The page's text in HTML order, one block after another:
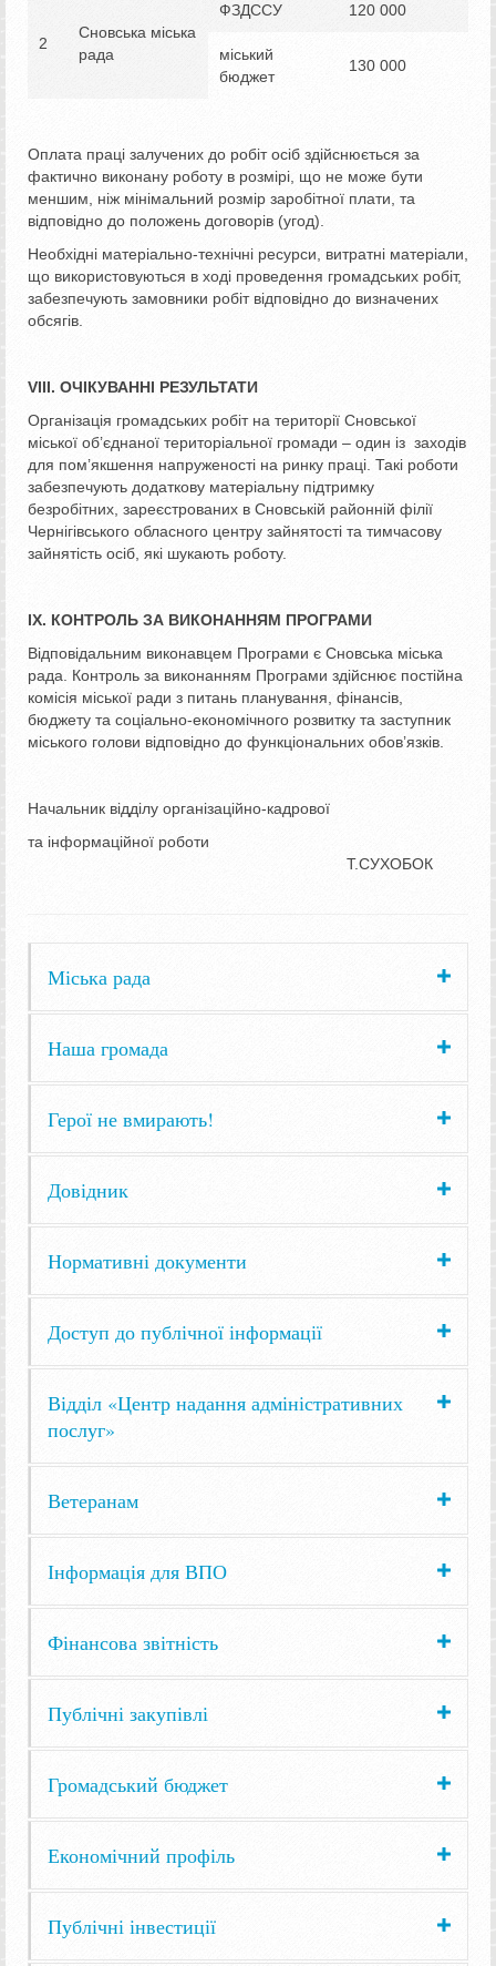
2
Сновська міська
рада
ФЗДССУ 120 000
міський
бюджет
130 000
Оплата праці залучених до робіт осіб здійснюється за
фактично виконану роботу в розмірі, що не може бути
меншим, ніж мінімальний розмір заробітної плати, та
відповідно до положень договорів (угод).
Необхідні матеріально-технічні ресурси, витратні матеріали,
що використовуються в ході проведення громадських робіт,
забезпечують замовники робіт відповідно до визначених
обсягів.
VІІІ. ОЧІКУВАННІ РЕЗУЛЬТАТИ
Організація громадських робіт на території Сновської
міської об’єднаної територіальної громади – один із заходів
для пом’якшення напруженості на ринку праці. Такі роботи
забезпечують додаткову матеріальну підтримку
безробітних, зареєстрованих в Сновській районній філії
Чернігівського обласного центру зайнятості та тимчасову
зайнятість осіб, які шукають роботу.
ІХ. КОНТРОЛЬ ЗА ВИКОНАННЯМ ПРОГРАМИ
Відповідальним виконавцем Програми є Сновська міська
рада. Контроль за виконанням Програми здійснює постійна
комісія міської ради з питань планування, фінансів,
бюджету та соціально-економічного розвитку та заступник
міського голови відповідно до функціональних обов’язків.
Начальник відділу організаційно-кадрової
та інформаційної роботи
Т.СУХОБОК
Міська рада
Наша громада
Герої не вмирають!
Довідник
Нормативні документи
Доступ до публічної інформації
Відділ «Центр надання адміністративних
послуг»
Ветеранам
Інформація для ВПО
Фінансова звітність
Публічні закупівлі
Громадський бюджет
Економічний профіль
Публічні інвестиції